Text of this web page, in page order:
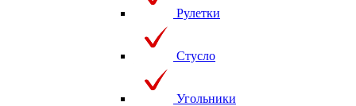
Рулетки
Стусло
Угольники